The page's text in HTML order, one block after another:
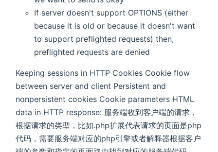
If server doesn't support OPTIONS (either
because it is old or because it doesn't want
to support preflighted requests) then,
preflighted requests are denied
Keeping sessions in HTTP Cookies Cookie flow
between server and client Persistent and
nonpersistent cookies Cookie parameters HTML
data in HTTP response: 服务端收到客户端的请求，
根据请求的类型，比如.php扩展代表请求的页面是php
代码，需要服务端对应的php引擎或者解释器根据客户